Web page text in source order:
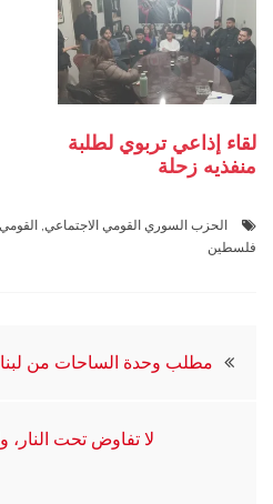
لقاء إذاعي تربوي لطلبة
منفذيه زحلة
الحزب السوري القومي الاجتماعي القومي
فلسطين
تصفّح
مطلب وحدة الساحات من
لا تفاوض تحت